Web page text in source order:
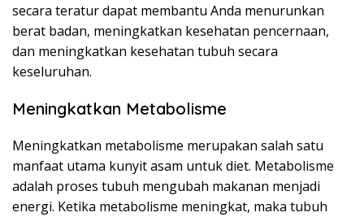
secara teratur dapat membantu Anda menurunkan
berat badan, meningkatkan kesehatan pencernaan,
dan meningkatkan kesehatan tubuh secara
keseluruhan.
Meningkatkan Metabolisme
Meningkatkan metabolisme merupakan salah satu
manfaat utama kunyit asam untuk diet. Metabolisme
adalah proses tubuh mengubah makanan menjadi
energi. Ketika metabolisme meningkat, maka tubuh